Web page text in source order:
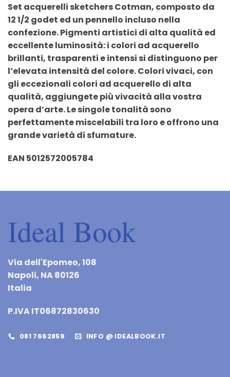
Set acquerelli sketchers Cotman, composto da
12 1/2 godet ed un pennello incluso nella
confezione. Pigmenti artistici di alta qualità ed
eccellente luminosità: i colori ad acquerello
brillanti, trasparenti e intensi si distinguono per
l’elevata intensità del colore. Colori vivaci, con
gli eccezionali colori ad acquerello di alta
qualità, aggiungete più vivacità alla vostra
opera d’arte. Le singole tonalità sono
perfettamente miscelabili tra loro e offrono una
grande varietà di sfumature.
EAN 5012572005784
Via dell'Epomeo, 108
Napoli, NA 80126
Italia
P.IVA IT06872830630
081 7662859 INFO @ IDEALBOOK.IT